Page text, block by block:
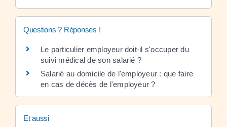
Questions ? Réponses !
Le particulier employeur doit-il s'occuper du
suivi médical de son salarié ?
Salarié au domicile de l'employeur : que faire
en cas de décès de l'employeur ?
Et aussi